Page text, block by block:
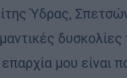
Ύδρας,
μου είναι